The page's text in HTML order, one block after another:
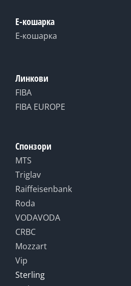
Е-кошарка
Е-кошарка
Линкови
FIBA
FIBA EUROPE
Спонзори
MTS
Triglav
Raiffeisenbank
Roda
VODAVODA
CRBC
Mozzart
Vip
Sterling